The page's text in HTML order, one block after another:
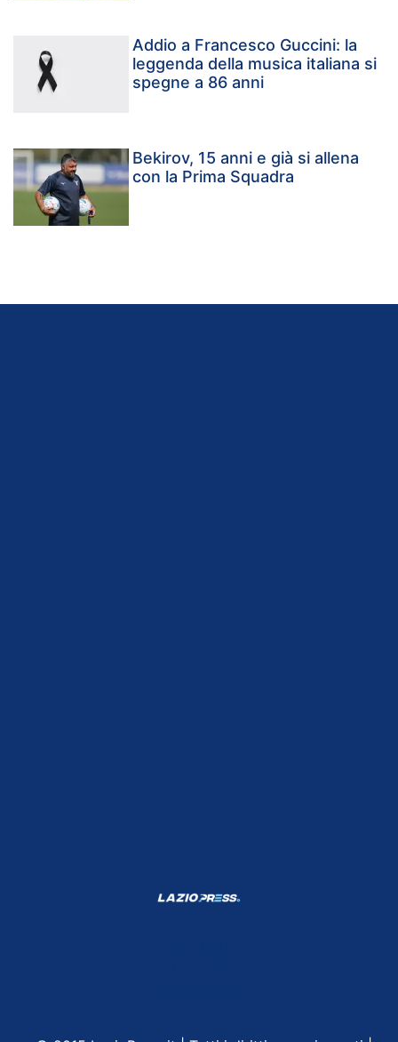
Addio a Francesco Guccini: la
leggenda della musica italiana si
spegne a 86 anni
Bekirov, 15 anni e già si allena
con la Prima Squadra